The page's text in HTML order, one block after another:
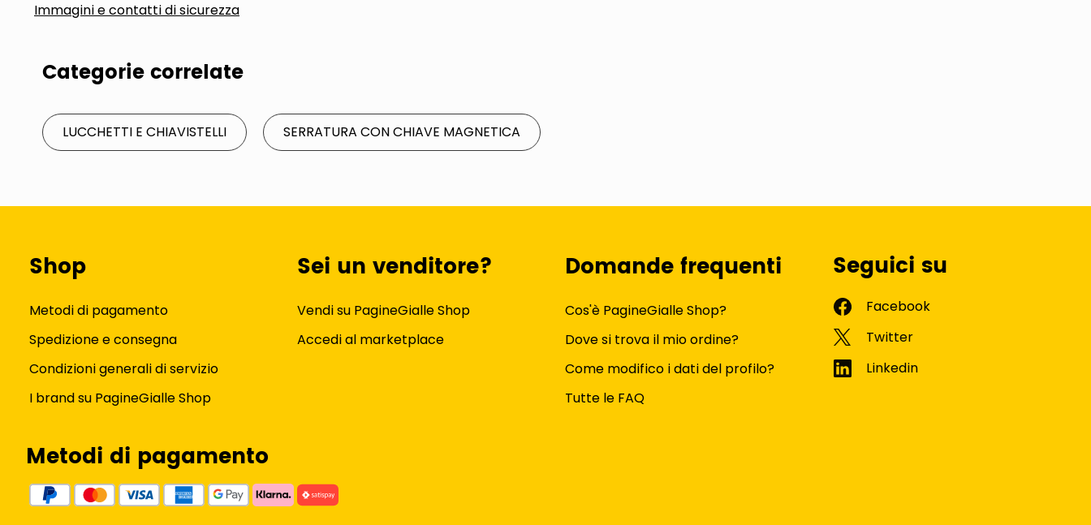
Immagini e contatti di sicurezza
Categorie correlate
LUCCHETTI E CHIAVISTELLI SERRATURA CON CHIAVE MAGNETICA
Shop
Metodi di pagamento
Spedizione e consegna
Condizioni generali di servizio
I brand su PagineGialle Shop
Sei un venditore?
Vendi su PagineGialle Shop
Accedi al marketplace
Domande frequenti
Cos'è PagineGialle Shop?
Dove si trova il mio ordine?
Come modifico i dati del profilo?
Tutte le FAQ
Seguici su
Metodi di pagamento